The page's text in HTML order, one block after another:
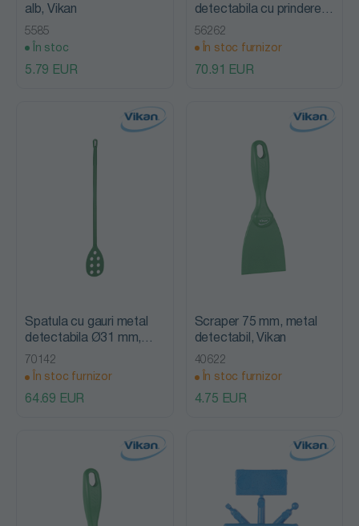
alb, Vikan
5585
În stoc
5.79 EUR
detectabila cu prindere in
D 1040 mm, Vikan
56262
În stoc furnizor
70.91 EUR
Spatula cu gauri metal
detectabila Ø31 mm,
1200 mm, Vikan
70142
În stoc furnizor
64.69 EUR
Scraper 75 mm, metal
detectabil, Vikan
40622
În stoc furnizor
4.75 EUR